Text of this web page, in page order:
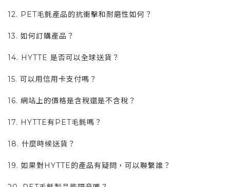
12. PET毛氈產品的抗衝擊和耐磨性如何？
13. 如何訂購產品？
14. HYTTE 是否可以全球送貨？
15. 可以用信用卡支付嗎？
16. 網站上的價格是含稅還是不含稅？
17. HYTTE有PET毛氈嗎？
18. 什麼時候送貨？
19. 如果對HYTTE的產品有疑問，可以聯繫誰？